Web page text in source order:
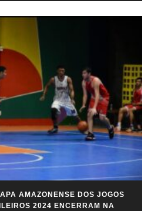
AMAZONENSE DOS JOGOS
2024 ENCERRAM NA